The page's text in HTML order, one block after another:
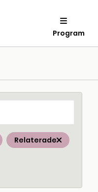
Program
Relaterade